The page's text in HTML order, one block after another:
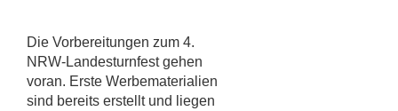
Die Vorbereitungen zum 4.
NRW-Landesturnfest gehen
voran. Erste Werbematerialien
sind bereits erstellt und liegen